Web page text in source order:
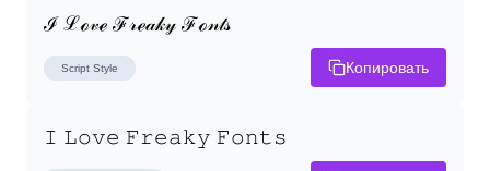
ℐ ℒℴ𝓋ℯ ℱ𝓇ℯ𝒶𝓀𝓎 ℱℴ𝓃𝓉𝓈
Script Style Копировать
𝙸 𝙻𝚘𝚟𝚎 𝙵𝚛𝚎𝚊𝚔𝚢 𝙵𝚘𝚗𝚝𝚜